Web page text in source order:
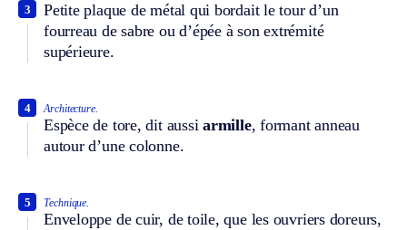
Petite plaque de métal qui bordait le tour d’un
fourreau de sabre ou d’épée à son extrémité
supérieure.
3
Architecture.
Espèce de tore, dit aussiarmille, formant anneau
autour d’une colonne.
4
Technique.
Enveloppe de cuir, de toile, que les ouvriers doreurs,
5